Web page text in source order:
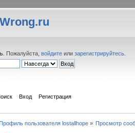
. Пожалуйста,войдите илизарегистрируйтесь
Вход Регистрация
Профиль пользователя lostallhope» Просмотр